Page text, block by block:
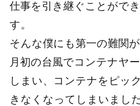
仕事を引き継ぐことがで
す。
そんな僕にも第一の難関
月初の台風でコンテナヤ
しまい、コンテナをピッ
きなくなってしまいまし